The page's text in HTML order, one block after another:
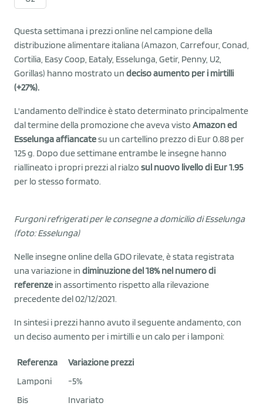
Questa settimana i prezzi online nel campione della
distribuzione alimentare italiana (Amazon, Carrefour, Conad,
Cortilia, Easy Coop, Eataly, Esselunga, Getir, Penny, U2,
Gorillas) hanno mostrato un deciso aumento per i mirtilli
(+27%).
L'andamento dell'indice è stato determinato principalmente
dal termine della promozione che aveva visto Amazon ed
Esselunga affiancatesu un cartellino prezzo di Eur 0.88 per
125 g. Dopo due settimane entrambe le insegne hanno
riallineato i propri prezzi al rialzo sul nuovo livello di Eur 1.95
per lo stesso formato.
Furgoni refrigerati per le consegne a domicilio di Esselunga
(foto: Esselunga)
Nelle insegne online della GDO rilevate, è stata registrata
una variazione in diminuzione del 18% nel numero di
referenze in assortimento rispetto alla rilevazione
precedente del 02/12/2021.
In sintesi i prezzi hanno avuto il seguente andamento, con
un deciso aumento per i mirtilli e un calo per i lamponi:
Referenza
Variazione prezzi
Lamponi
-5%
Bis
Invariato